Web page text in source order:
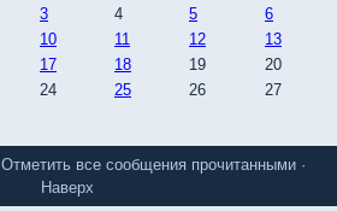
3 4 5
6
10 11 12
13
17 18 19
20
24 25 26
27
Отметить все сообщения прочитанными ·
Наверх